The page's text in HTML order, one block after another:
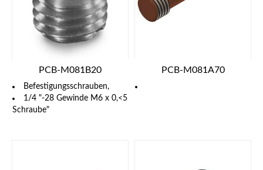
PCB-M081B20
Befestigungsschrauben,
1/4 "-28 Gewinde M6 x 0,<5
Schraube"
PCB-M081A70